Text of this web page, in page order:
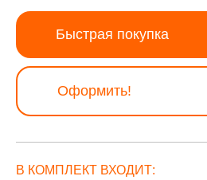
Быстрая покупка
Оформить!
В КОМПЛЕКТ ВХОДИТ: